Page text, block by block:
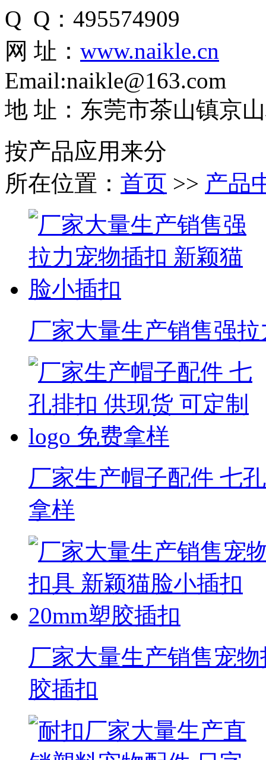
Q Q：495574909
网 址： www.naikle.cn
Email:naikle@163.com
地 址：东莞市茶山镇京
按产品应用来分
所在位置： 首页 >> 产品
厂家大量生产销售强
厂家生产帽子配件 七
拿样
厂家大量生产销售宠
胶插扣